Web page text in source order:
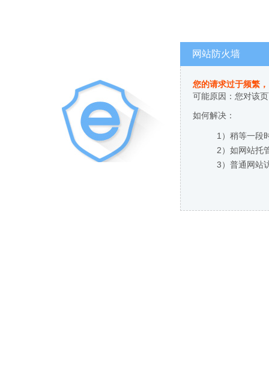
网站防火墙
您的请求过于频繁
可能原因：您对该
如何解决：
1）稍等一段
2）如网站托
3）普通网站